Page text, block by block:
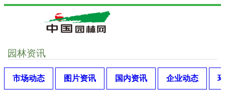
园林资讯
市场动态 图片资讯 国内资讯 企业动态